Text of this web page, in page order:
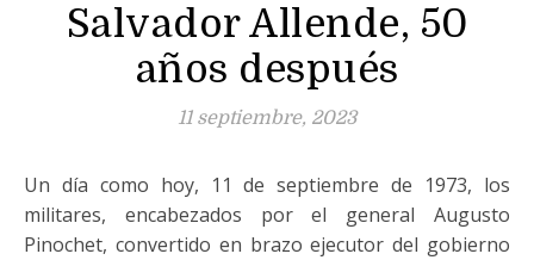
Salvador Allende, 50
años después
11 septiembre, 2023
Un día como hoy, 11 de septiembre de 1973, los
militares, encabezados por el general Augusto
Pinochet, convertido en brazo ejecutor del gobierno